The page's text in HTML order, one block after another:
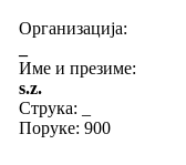
Организација:
Име и презиме:
s.z.
Струка:
Поруке: 900